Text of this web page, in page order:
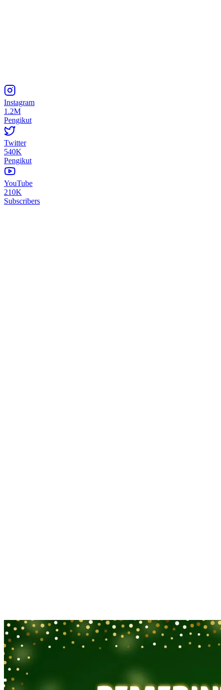
Instagram
1.2M
Pengikut
Twitter
540K
Pengikut
YouTube
210K
Subscribers